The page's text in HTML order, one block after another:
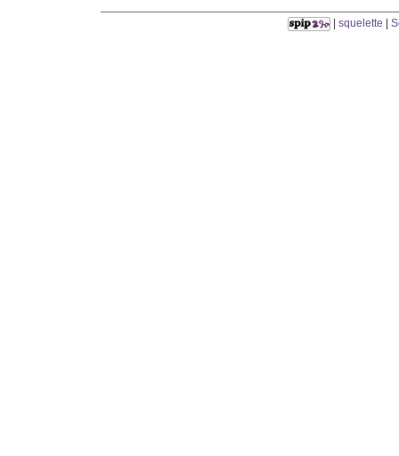
| squelette |